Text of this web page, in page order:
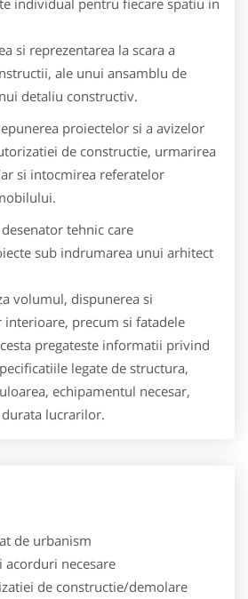
si reprezentarea la scara a
ale unui ansamblu de
detaliu constructiv.
proiectelor si a avizelor
de constructie, urmarirea
si intocmirea referatelor
tehnic care
sub indrumarea unui arhitect
volumul, dispunerea si
interioare, precum si fatadele
pregateste informatii privind
legate de structura,
echipamentul necesar,
lucrarilor.
de urbanism
acorduri necesare
de constructie/demolare